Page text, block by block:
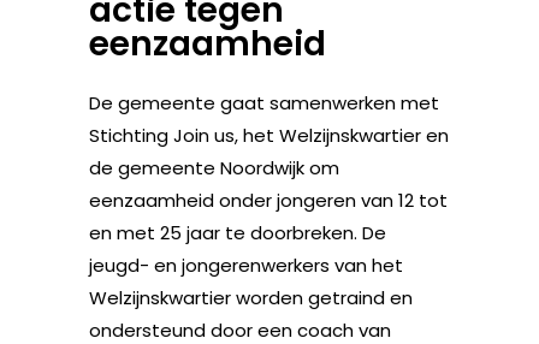
actie tegen
eenzaamheid
De gemeente gaat samenwerken met
Stichting Join us, het Welzijnskwartier en
de gemeente Noordwijk om
eenzaamheid onder jongeren van 12 tot
en met 25 jaar te doorbreken. De
jeugd- en jongerenwerkers van het
Welzijnskwartier worden getraind en
ondersteund door een coach van